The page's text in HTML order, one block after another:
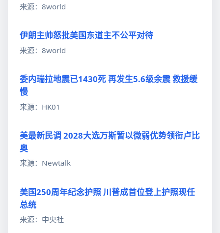
来源：8world
伊朗主帅怒批美国东道主不公平对待
来源：8world
委内瑞拉地震已1430死 再发生5.6级余震 救援缓
慢
来源：HK01
美最新民调 2028大选万斯暂以微弱优势领衔卢比
奥
来源：Newtalk
美国250周年纪念护照 川普成首位登上护照现任
总统
来源：中央社